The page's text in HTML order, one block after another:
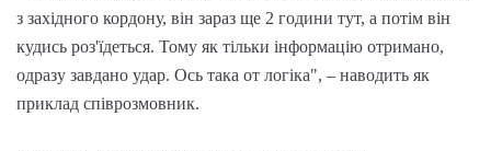
з західного кордону, він зараз ще 2 години тут, а потім він
кудись роз'їдеться. Тому як тільки інформацію отримано,
одразу завдано удар. Ось така от логіка", – наводить як
приклад співрозмовник.